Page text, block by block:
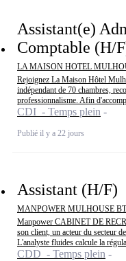
Assistant(e)
Comptable (H/
LA MAISON HOTEL
Rejoignez La Maison Hôtel
indépendant de 70 chambres,
professionnalisme. Afin
CDI - Temps plein
Publié il y a 22 jours
Assistant (H/F)
MANPOWER MULHOUSE
Manpower CABINET DE
son client, un acteur du secteur
L'analyste fluides calcule la
CDD - Temps plein